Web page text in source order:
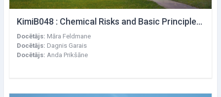
KimiB048 : Chemical Risks and Basic Principles in Occupational Toxicology
Docētājs: Māra Feldmane
Docētājs: Dagnis Garais
Docētājs: Anda Prikšāne